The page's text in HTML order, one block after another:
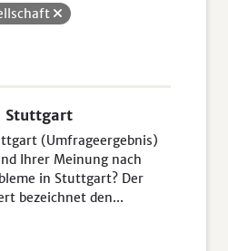
Stuttgart
(Umfrageergebnis)
Ihrer Meinung nach
in Stuttgart? Der
bezeichnet den...